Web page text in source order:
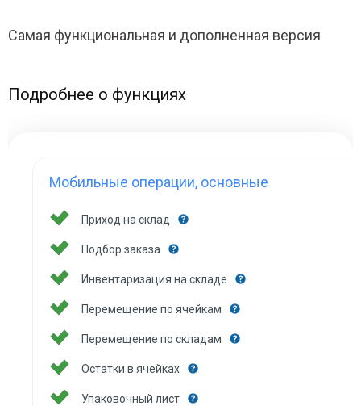
Самая функциональная и дополненная версия
Подробнее о функциях
Мобильные операции, основные
Приход на склад
Подбор заказа
Инвентаризация на складе
Перемещение по ячейкам
Перемещение по складам
Остатки в ячейках
Упаковочный лист